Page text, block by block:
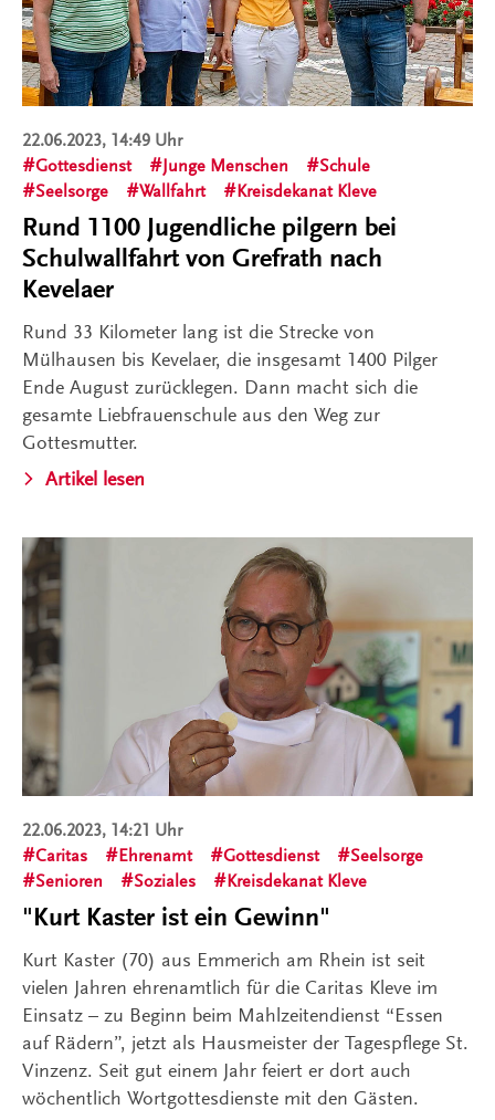
22.06.2023, 14:49 Uhr
Gottesdienst
Junge Menschen
Schule
Seelsorge
Wallfahrt Kreisdekanat Kleve
Rund 1100 Jugendliche pilgern bei
Schulwallfahrt von Grefrath nach
Kevelaer
Rund 33 Kilometer lang ist die Strecke von
Mülhausen bis Kevelaer, die insgesamt 1400 Pilger
Ende August zurücklegen. Dann macht sich die
gesamte Liebfrauenschule aus den Weg zur
Gottesmutter.
Artikel lesen
22.06.2023, 14:21 Uhr
Caritas
Ehrenamt Gottesdienst
Seelsorge
Senioren
Soziales Kreisdekanat Kleve
"Kurt Kaster ist ein Gewinn"
Kurt Kaster (70) aus Emmerich am Rhein ist seit
vielen Jahren ehrenamtlich für die Caritas Kleve im
Einsatz – zu Beginn beim Mahlzeitendienst “Essen
auf Rädern”, jetzt als Hausmeister der Tagespflege St.
Vinzenz. Seit gut einem Jahr feiert er dort auch
wöchentlich Wortgottesdienste mit den Gästen.